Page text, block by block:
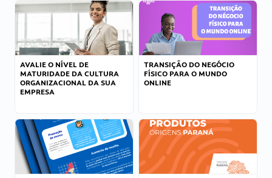
AVALIE O NÍVEL DE
MATURIDADE DA CULTURA
ORGANIZACIONAL DA SUA
EMPRESA
TRANSIÇÃO DO NEGÓCIO
FÍSICO PARA O MUNDO
ONLINE